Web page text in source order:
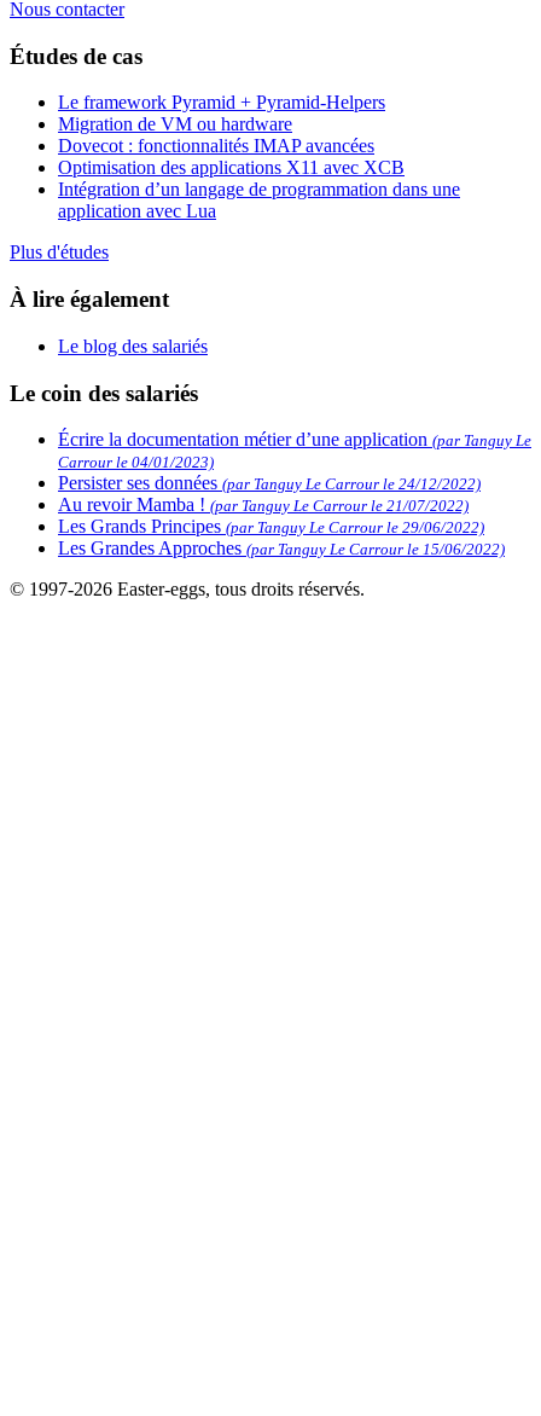
Nous contacter
Études de cas
Le framework Pyramid + Pyramid-Helpers
Migration de VM ou hardware
Dovecot : fonctionnalités IMAP avancées
Optimisation des applications X11 avec XCB
Intégration d’un langage de programmation dans une
application avec Lua
Plus d'études
À lire également
Le blog des salariés
Le coin des salariés
Écrire la documentation métier d’une application (par Tanguy Le
Carrour le 04/01/2023)
Persister ses données (par Tanguy Le Carrour le 24/12/2022)
Au revoir Mamba ! (par Tanguy Le Carrour le 21/07/2022)
Les Grands Principes (par Tanguy Le Carrour le 29/06/2022)
Les Grandes Approches (par Tanguy Le Carrour le 15/06/2022)
© 1997-2026 Easter-eggs, tous droits réservés.